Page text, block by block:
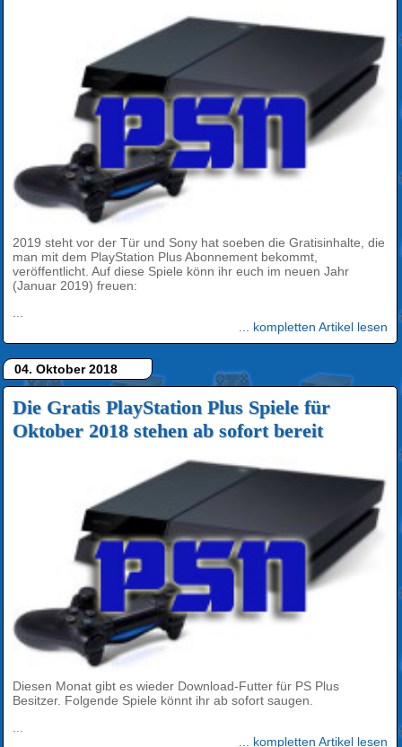
2019 steht vor der Tür und Sony hat soeben die Gratisinhalte, die
man mit dem PlayStation Plus Abonnement bekommt,
veröffentlicht. Auf diese Spiele könn ihr euch im neuen Jahr
(Januar 2019) freuen:
...
... kompletten Artikel lesen
04. Oktober 2018
Die Gratis PlayStation Plus Spiele für
Oktober 2018 stehen ab sofort bereit
Diesen Monat gibt es wieder Download-Futter für PS Plus
Besitzer. Folgende Spiele könnt ihr ab sofort saugen.
...
... kompletten Artikel lesen